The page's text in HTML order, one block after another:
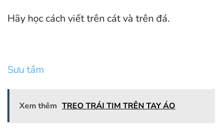
Hãy học cách viết trên cát và trên đá.
Sưu tầm
Xem thêm TREO TRÁI TIM TRÊN TAY ÁO